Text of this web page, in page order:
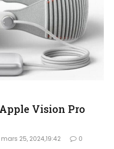
Vision Pro
25, 2024,19:42 0